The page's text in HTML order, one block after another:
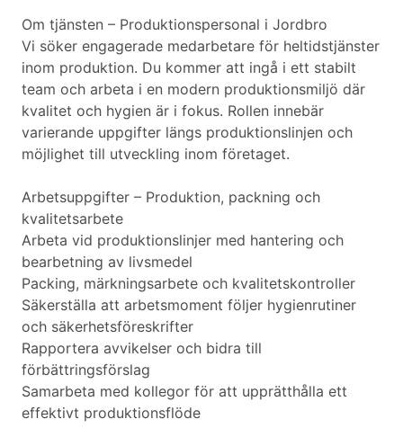
Om tjänsten – Produktionspersonal i Jordbro
Vi söker engagerade medarbetare för heltidstjänster
inom produktion. Du kommer att ingå i ett stabilt
team och arbeta i en modern produktionsmiljö där
kvalitet och hygien är i fokus. Rollen innebär
varierande uppgifter längs produktionslinjen och
möjlighet till utveckling inom företaget.
Arbetsuppgifter – Produktion, packning och
kvalitetsarbete
Arbeta vid produktionslinjer med hantering och
bearbetning av livsmedel
Packing, märkningsarbete och kvalitetskontroller
Säkerställa att arbetsmoment följer hygienrutiner
och säkerhetsföreskrifter
Rapportera avvikelser och bidra till
förbättringsförslag
Samarbeta med kollegor för att upprätthålla ett
effektivt produktionsflöde